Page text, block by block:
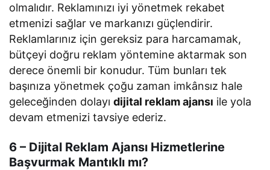
olmalıdır. Reklamınızı iyi yönetmek rekabet
etmenizi sağlar ve markanızı güçlendirir.
Reklamlarınız için gereksiz para harcamamak,
bütçeyi doğru reklam yöntemine aktarmak son
derece önemli bir konudur. Tüm bunları tek
başınıza yönetmek çoğu zaman imkânsız hale
geleceğinden dolayıdijital reklam ajansı ile yola
devam etmenizi tavsiye ederiz.
6 – Dijital Reklam Ajansı Hizmetlerine
Başvurmak Mantıklı mı?